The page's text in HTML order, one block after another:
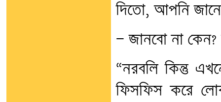
দিতো, আপনি
— জানবো না
“নরবলি কিন্তু
ফিসফিস করে